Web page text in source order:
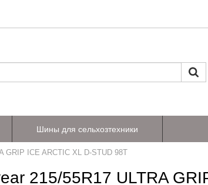
Шины для сельхозтехники
GRIP ICE ARCTIC XL D-STUD 98T
215/55R17 ULTRA